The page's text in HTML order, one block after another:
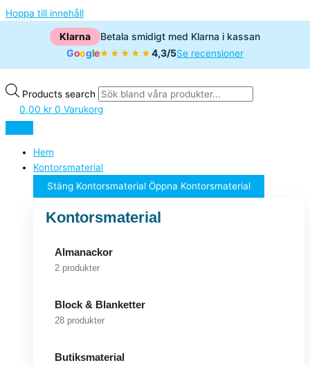
Hoppa till innehåll
Klarna
Betala smidigt med Klarna i kassan
Google★★★★★4,3/5Se recensioner
Products search
0,00 kr 0 Varukorg
Hem
Kontorsmaterial
Stäng Kontorsmaterial Öppna Kontorsmaterial
Kontorsmaterial
Almanackor
2 produkter
Block & Blanketter
28 produkter
Butiksmaterial